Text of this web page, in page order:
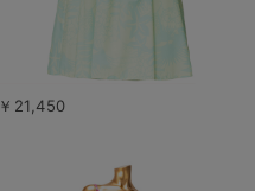
￥21,450